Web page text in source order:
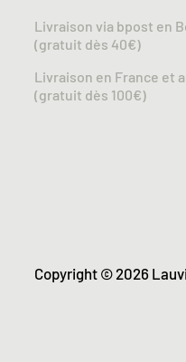
Livraison via bpost en
(gratuit dès 40€)
Livraison en France et
(gratuit dès 100€)
Copyright © 2026